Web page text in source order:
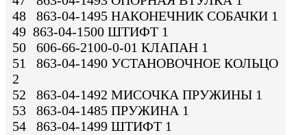
48 863-04-1495 НАКОНЕЧНИК СОБАЧКИ 1
49 863-04-1500 ШТИФТ 1
50 606-66-2100-0-01 КЛАПАН 1
51 863-04-1490 УСТАНОВОЧНОЕ КОЛЬЦО
2
52 863-04-1492 МИСОЧКА ПРУЖИНЫ 1
53 863-04-1485 ПРУЖИНА 1
54 863-04-1499 ШТИФТ 1